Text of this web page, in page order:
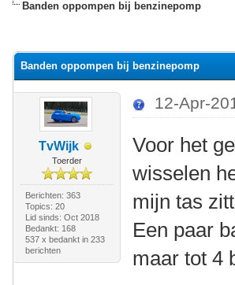
Banden oppompen bij benzinepomp
Banden oppompen bij benzinepomp
TvWijk
Toerder
Berichten: 363
Topics: 20
Lid sinds: Oct 2018
Bedankt: 168
537 x bedankt in 233
berichten
12-Apr-
Voor het
wisselen
mijn tas
Een paar
maar tot 4